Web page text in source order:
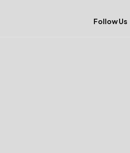
Follow Us